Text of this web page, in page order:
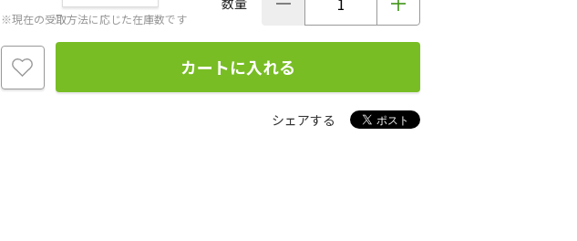
※現在の受取方法に応じた在庫数です
カートに入れる
シェアする